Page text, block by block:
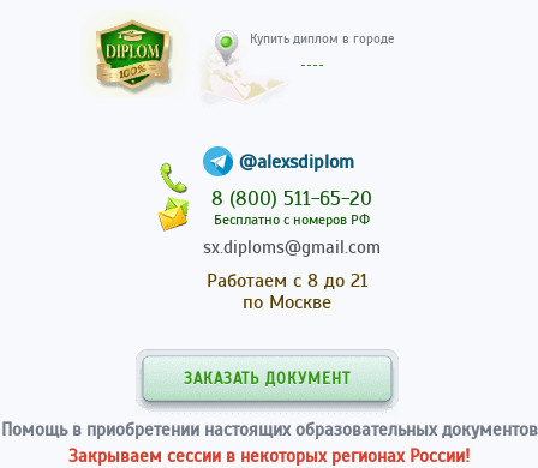
@alexsdiplom
8 (800) 511-65-20
Бесплатно с номеров РФ
sx.diploms@gmail.com
Работаем с 8 до 21
по Москве
ЗАКАЗАТЬ ДОКУМЕНТ
Помощь в приобретении настоящих образовательных документов
Закрываем сессии в некоторых регионах России!